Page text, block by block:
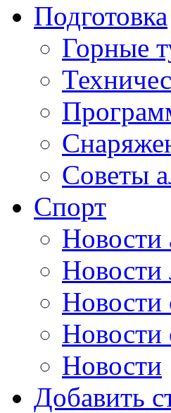
Подготовка
Горные
Советы
Спорт
Новости
Новости
Новости
Новости
Новости
Добавить